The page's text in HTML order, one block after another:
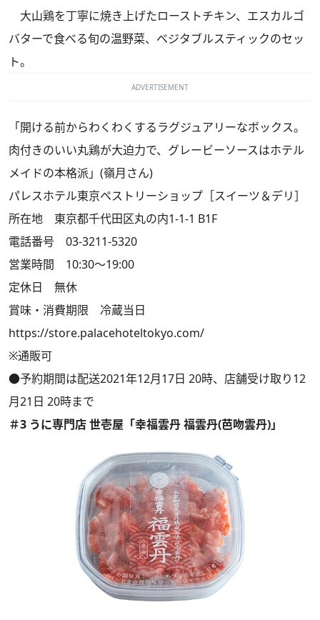
大山鶏を丁寧に焼き上げたローストチキン、エスカルゴ
バターで食べる旬の温野菜、ベジタブルスティックのセッ
ト。
ADVERTISEMENT
「開ける前からわくわくするラグジュアリーなボックス。
肉付きのいい丸鶏が大迫力で、グレービーソースはホテル
メイドの本格派」(嶺月さん)
パレスホテル東京ペストリーショップ［スイーツ＆デリ］
所在地 東京都千代田区丸の内1-1-1 B1F
電話番号 03-3211-5320
営業時間 10:30～19:00
定休日 無休
賞味・消費期限 冷蔵当日
https://store.palacehoteltokyo.com/
※通販可
●予約期間は配送2021年12月17日 20時、店舗受け取り12
月21日 20時まで
＃3 うに専門店 世壱屋「幸福雲丹 福雲丹(芭吻雲丹)」